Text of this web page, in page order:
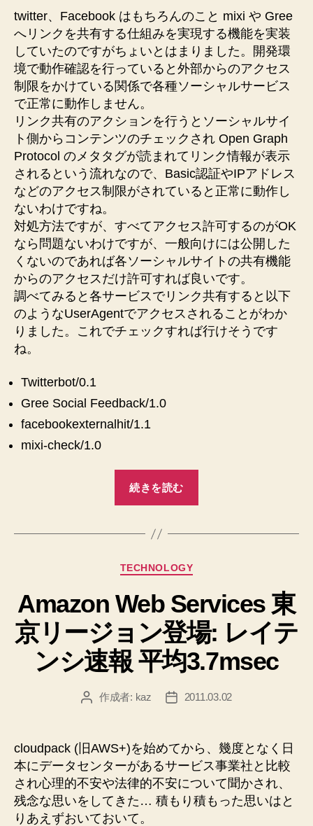
twitter、Facebook はもちろんのこと mixi や Gree
へリンクを共有する仕組みを実現する機能を実装
していたのですがちょいとはまりました。開発環
境で動作確認を行っていると外部からのアクセス
制限をかけている関係で各種ソーシャルサービス
で正常に動作しません。
リンク共有のアクションを行うとソーシャルサイ
ト側からコンテンツのチェックされ Open Graph
Protocol のメタタグが読まれてリンク情報が表示
されるという流れなので、Basic認証やIPアドレス
などのアクセス制限がされていると正常に動作し
ないわけですね。
対処方法ですが、すべてアクセス許可するのがOK
なら問題ないわけですが、一般向けには公開した
くないのであれば各ソーシャルサイトの共有機能
からのアクセスだけ許可すれば良いです。
調べてみると各サービスでリンク共有すると以下
のようなUserAgentでアクセスされることがわか
りました。これでチェックすれば行けそうです
ね。
Twitterbot/0.1
Gree Social Feedback/1.0
facebookexternalhit/1.1
mixi-check/1.0
続きを読む
ャ
グ
イ
ン
開
環
の
た
め
の
カ
ゴ
リ
ー
TECHNOLOGY
Amazon Web Services 東
京リージョン登場: レイテ
ンシ速報 平均3.7msec
投 作成者: kaz
投
2011.03.02
cloudpack (旧AWS+)を始めてから、幾度となく日
本にデータセンターがあるサービス事業社と比較
され心理的不安や法律的不安について聞かされ、
残念な思いをしてきた… 積もり積もった思いはと
りあえずおいておいて。